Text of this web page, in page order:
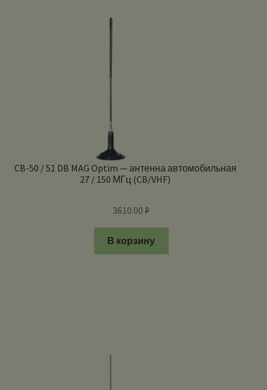
CB-50 / 51 DB MAG Optim — антенна автомобильная
27 / 150 МГц (CB/VHF)
3610.00₽
В корзину